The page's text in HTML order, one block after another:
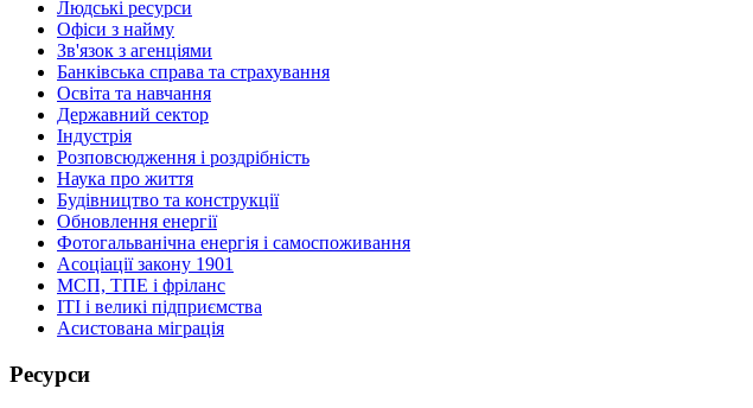
Людські ресурси
Офіси з найму
Зв'язок з агенціями
Банківська справа та страхування
Освіта та навчання
Державний сектор
Індустрія
Розповсюдження і роздрібність
Наука про життя
Будівництво та конструкції
Обновлення енергії
Фотогальванічна енергія і самоспоживання
Асоціації закону 1901
МСП, ТПЕ і фріланс
ІТІ і великі підприємства
Асистована міграція
Ресурси